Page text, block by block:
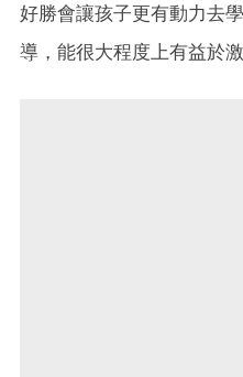
好勝會讓孩子更有動力去
導，能很大程度上有益於